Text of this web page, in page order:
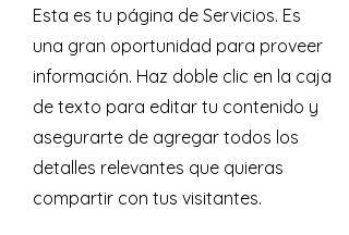
Esta es tu página de Servicios. Es
una gran oportunidad para proveer
información. Haz doble clic en la caja
de texto para editar tu contenido y
asegurarte de agregar todos los
detalles relevantes que quieras
compartir con tus visitantes.